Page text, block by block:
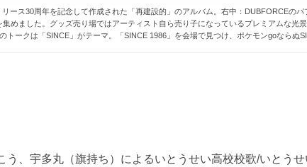
ス30周年を記念して作成された「再建設的」のアルバム。右中：DUBFORCEの
ました。グッズ売り場ではアーティスト自ら売り子になっているプレミアムな光
ークは「SINCE」がテーマ。「SINCE 1986」を会場で見つけ、ポケモンgoならぬ
、宇多丸（旗持ち）によるいとうせい高校校歌/いとう